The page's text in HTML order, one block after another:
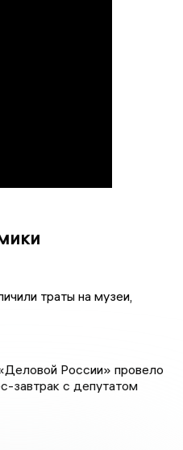
траты на музеи,
России» провело
завтрак с депутатом